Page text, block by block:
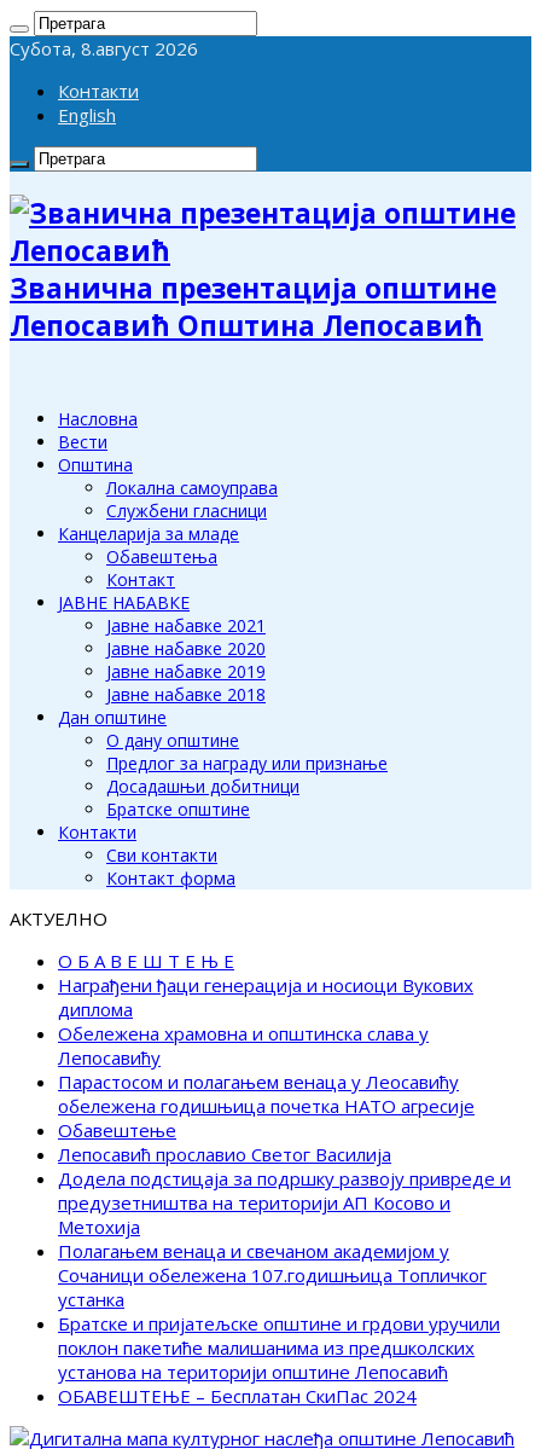
Субота, 8.август 2026
Контакти
English
Званична презентација општине
Лепосавић Општина Лепосавић
Насловна
Вести
Општина
Локална самоуправа
Службени гласници
Канцеларија за младе
Обавештења
Контакт
ЈАВНЕ НАБАВКЕ
Јавне набавке 2021
Јавне набавке 2020
Јавне набавке 2019
Јавне набавке 2018
Дан општине
О дану општине
Предлог за награду или признање
Досадашњи добитници
Братске општине
Контакти
Сви контакти
Контакт форма
АКТУЕЛНО
О Б А В Е Ш Т Е Њ Е
Награђени ђаци генерација и носиоци Вукових
диплома
Обележена храмовна и општинска слава у
Лепосавићу
Парастосом и полагањем венаца у Леосавићу
обележена годишњица почетка НАТО агресије
Обавештење
Лепосавић прославио Светог Василија
Додела подстицаја за подршку развоју привреде и
предузетништва на територији АП Косово и
Метохија
Полагањем венаца и свечаном академијом у
Сочаници обележена 107.годишњица Топличког
устанка
Братске и пријатељске општине и грдови уручили
поклон пакетиће малишанима из предшколских
установа на територији општине Лепосавић
ОБАВЕШТЕЊЕ – Бесплатан СкиПас 2024